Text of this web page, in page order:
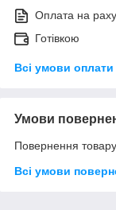
Оплата на
Готівкою
Всі умови оплати
Умови
Повернення
Всі умови